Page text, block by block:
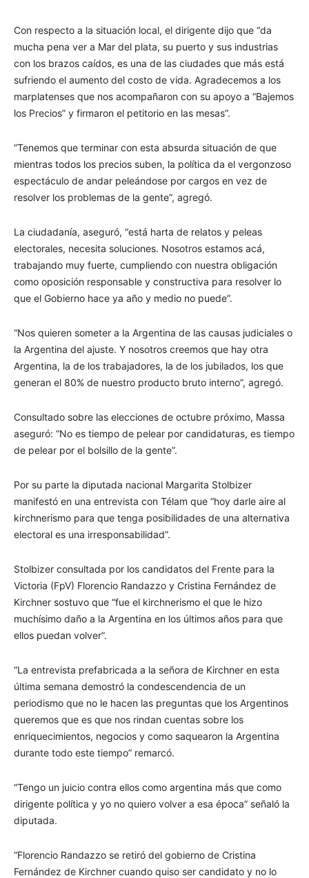
Con respecto a la situación local, el dirigente dijo que “da
mucha pena ver a Mar del plata, su puerto y sus industrias
con los brazos caídos, es una de las ciudades que más está
sufriendo el aumento del costo de vida. Agradecemos a los
marplatenses que nos acompañaron con su apoyo a “Bajemos
los Precios” y firmaron el petitorio en las mesas”.
“Tenemos que terminar con esta absurda situación de que
mientras todos los precios suben, la política da el vergonzoso
espectáculo de andar peleándose por cargos en vez de
resolver los problemas de la gente”, agregó.
La ciudadanía, aseguró, “está harta de relatos y peleas
electorales, necesita soluciones. Nosotros estamos acá,
trabajando muy fuerte, cumpliendo con nuestra obligación
como oposición responsable y constructiva para resolver lo
que el Gobierno hace ya año y medio no puede”.
“Nos quieren someter a la Argentina de las causas judiciales o
la Argentina del ajuste. Y nosotros creemos que hay otra
Argentina, la de los trabajadores, la de los jubilados, los que
generan el 80% de nuestro producto bruto interno”, agregó.
Consultado sobre las elecciones de octubre próximo, Massa
aseguró: “No es tiempo de pelear por candidaturas, es tiempo
de pelear por el bolsillo de la gente”.
Por su parte la diputada nacional Margarita Stolbizer
manifestó en una entrevista con Télam que “hoy darle aire al
kirchnerismo para que tenga posibilidades de una alternativa
electoral es una irresponsabilidad”.
Stolbizer consultada por los candidatos del Frente para la
Victoria (FpV) Florencio Randazzo y Cristina Fernández de
Kirchner sostuvo que “fue el kirchnerismo el que le hizo
muchísimo daño a la Argentina en los últimos años para que
ellos puedan volver”.
“La entrevista prefabricada a la señora de Kirchner en esta
última semana demostró la condescendencia de un
periodismo que no le hacen las preguntas que los Argentinos
queremos que es que nos rindan cuentas sobre los
enriquecimientos, negocios y como saquearon la Argentina
durante todo este tiempo” remarcó.
“Tengo un juicio contra ellos como argentina más que como
dirigente política y yo no quiero volver a esa época” señaló la
diputada.
“Florencio Randazzo se retiró del gobierno de Cristina
Fernández de Kirchner cuando quiso ser candidato y no lo